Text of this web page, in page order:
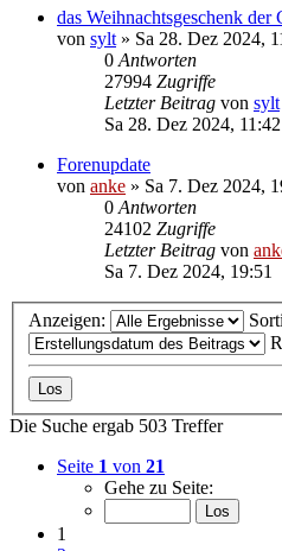
das Weihnachtsgeschenk
von sylt » Sa 28. Dez 2024,
0 Antworten
27994 Zugriffe
Letzter Beitrag von sylt
Sa 28. Dez 2024, 11:42
Forenupdate
von anke » Sa 7. Dez 2024,
0 Antworten
24102 Zugriffe
Letzter Beitrag von
Sa 7. Dez 2024, 19:51
Anzeigen:
Die Suche ergab 503 Treffer
Seite 1 von 21
Gehe zu Seite:
1